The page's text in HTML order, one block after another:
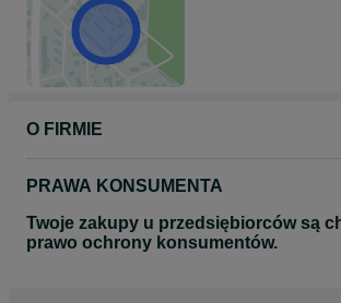
O FIRMIE
PRAWA KONSUMENTA
Twoje zakupy u przedsiębiorców są
prawo ochrony konsumentów.